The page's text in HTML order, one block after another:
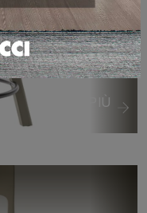
VEDI DI PIÙ